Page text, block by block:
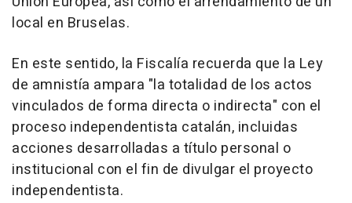
local en Bruselas.
En este sentido, la Fiscalía recuerda que la Ley
de amnistía ampara "la totalidad de los actos
vinculados de forma directa o indirecta" con el
proceso independentista catalán, incluidas
acciones desarrolladas a título personal o
institucional con el fin de divulgar el proyecto
independentista.